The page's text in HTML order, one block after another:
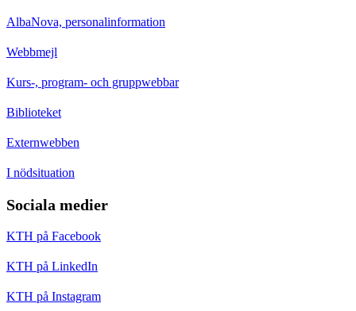
AlbaNova, personalinformation
Webbmejl
Kurs-, program- och gruppwebbar
Biblioteket
Externwebben
I nödsituation
Sociala medier
KTH på Facebook
KTH på LinkedIn
KTH på Instagram